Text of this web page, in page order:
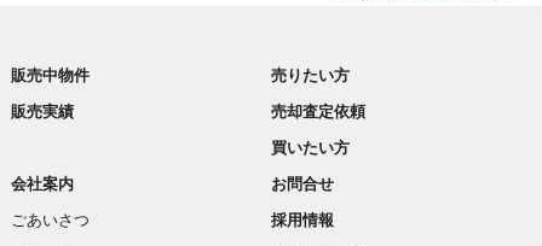
販売中物件
販売実績
売りたい方
売却査定依頼
買いたい方
会社案内
ごあいさつ
お問合せ
採用情報